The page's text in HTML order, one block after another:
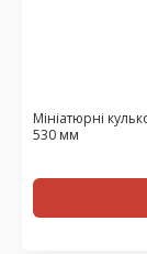
Мініатюрні
530 мм